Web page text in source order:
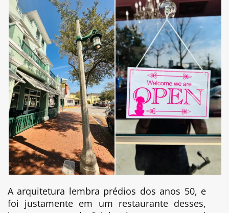
A arquitetura lembra prédios dos anos 50, e
foi justamente em um restaurante desses,